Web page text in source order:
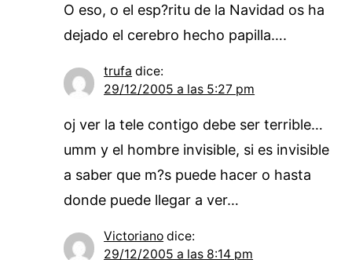
O eso, o el esp?ritu de la Navidad os ha
dejado el cerebro hecho papilla….
trufa dice:
29/12/2005 a las 5:27 pm
oj ver la tele contigo debe ser terrible…
umm y el hombre invisible, si es invisible
a saber que m?s puede hacer o hasta
donde puede llegar a ver…
Victoriano dice:
29/12/2005 a las 8:14 pm